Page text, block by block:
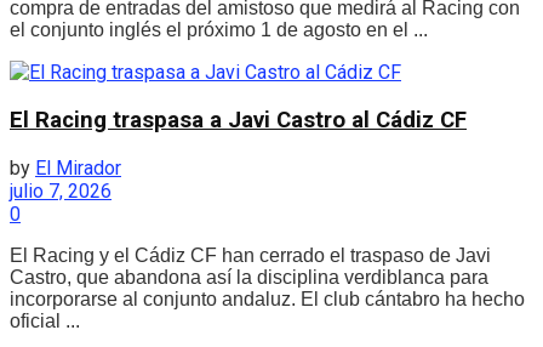
compra de entradas del amistoso que medirá al Racing con
el conjunto inglés el próximo 1 de agosto en el ...
El Racing traspasa a Javi Castro al Cádiz CF
by El Mirador
julio 7, 2026
0
El Racing y el Cádiz CF han cerrado el traspaso de Javi
Castro, que abandona así la disciplina verdiblanca para
incorporarse al conjunto andaluz. El club cántabro ha hecho
oficial ...